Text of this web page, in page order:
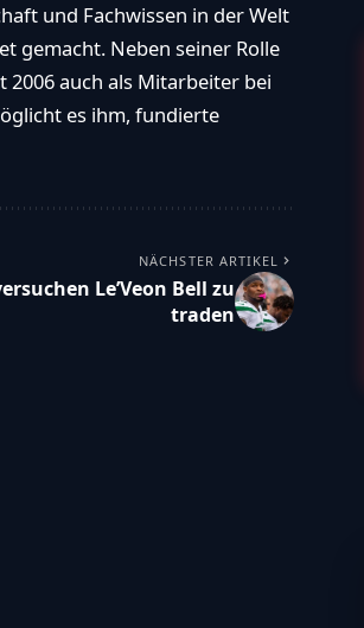
und Fachwissen in der Welt
gemacht. Neben seiner Rolle
2006 auch als Mitarbeiter bei
es ihm, fundierte
NÄCHSTER ARTIKEL
Le’Veon Bell zu
traden